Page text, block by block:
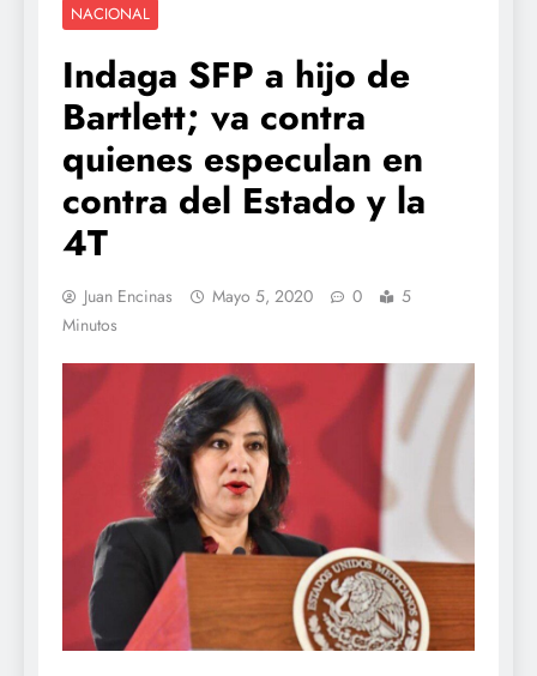
NACIONAL
Indaga SFP a hijo de
Bartlett; va contra
quienes especulan en
contra del Estado y la
4T
Juan Encinas Mayo 5, 2020 0
5
Minutos